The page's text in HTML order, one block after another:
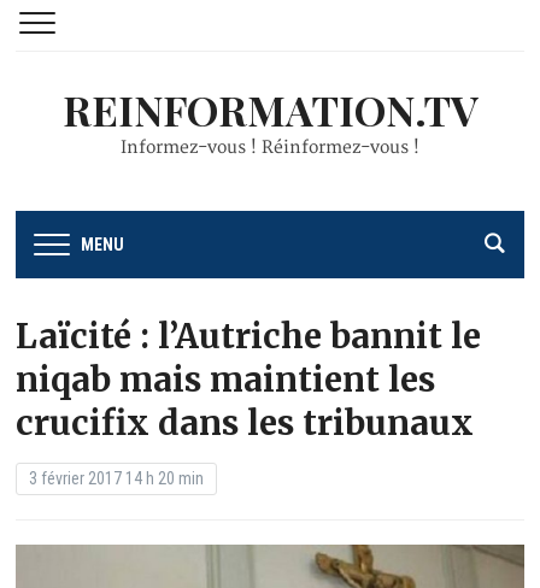
REINFORMATION.TV
Informez-vous ! Réinformez-vous !
MENU
Laïcité : l’Autriche bannit le
niqab mais maintient les
crucifix dans les tribunaux
3 février 2017 14 h 20 min